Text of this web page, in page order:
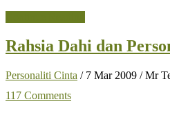
Pasangan
Lebih
Kawan-
Rahsia Dahi dan
Personaliti Cinta / 7 Mar 2009 /Mr
117 Comments